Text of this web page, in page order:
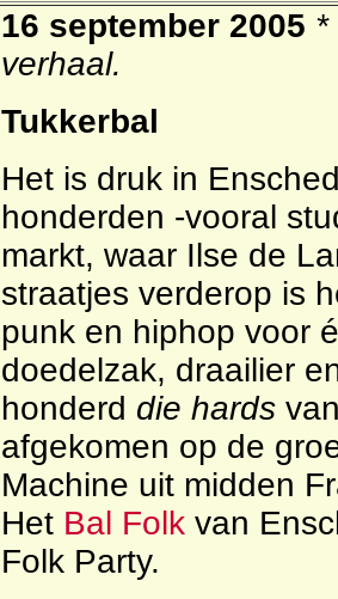
16 september 2005 *
verhaal.
Tukkerbal
Het is druk in
honderden -vooral
markt, waar Ilse de
straatjes verderop is
punk en hiphop voor
doedelzak, draailier
honderd die hards
afgekomen op de
Machine uit midden
Het Bal Folk van
Folk Party.